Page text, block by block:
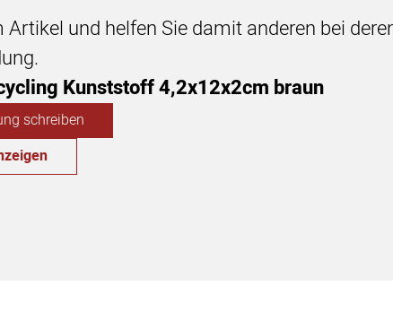
und helfen Sie damit anderen bei
Kunststoff 4,2x12x2cm braun
schreiben